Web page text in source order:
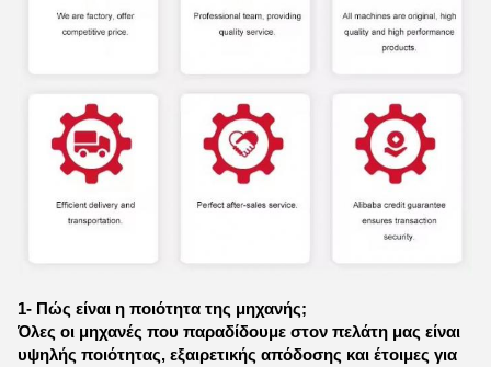
1- Πώς είναι η ποιότητα της μηχανής;
Όλες οι μηχανές που παραδίδουμε στον πελάτη μας είναι
υψηλής ποιότητας, εξαιρετικής απόδοσης και έτοιμες για